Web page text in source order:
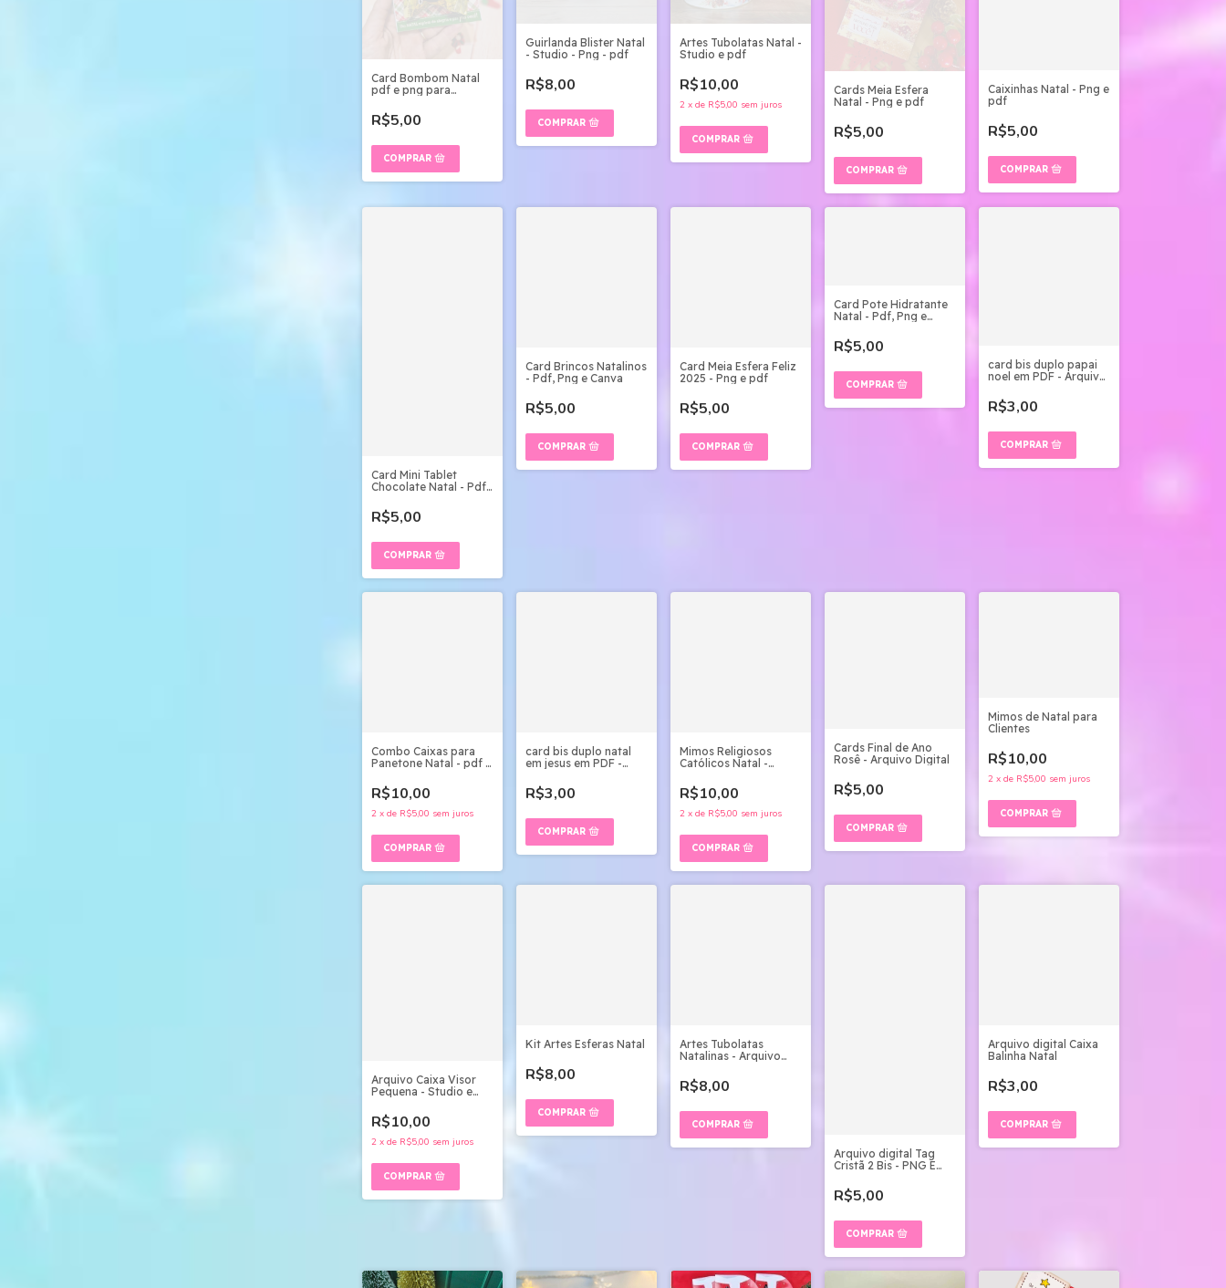
Card Bombom Natal
pdf e png para
R$5,00
Guirlanda Blister Natal
- Studio - Png - pdf
R$8,00
Artes Tubolatas Natal -
Studio e pdf
R$10,00
2 x de R$5,00 sem juros
Cards Meia Esfera
Natal - Png e pdf
R$5,00
Caixinhas Natal - Png e
pdf
R$5,00
Card Mini Tablet
Chocolate Natal - Pdf,
R$5,00
Card Brincos Natalinos
- Pdf, Png e Canva
R$5,00
Card Meia Esfera Feliz
2025 - Png e pdf
R$5,00
Card Pote Hidratante
Natal - Pdf, Png e
R$5,00
card bis duplo papai
noel em PDF - Arquivo
R$3,00
Combo Caixas para
Panetone Natal - pdf e
R$10,00
2 x de R$5,00 sem juros
card bis duplo natal
em jesus em PDF -
R$3,00
Mimos Religiosos
Católicos Natal -
R$10,00
2 x de R$5,00 sem juros
Cards Final de Ano
Rosê - Arquivo Digital
R$5,00
Mimos de Natal para
Clientes
R$10,00
2 x de R$5,00 sem juros
Arquivo Caixa Visor
Pequena - Studio e
R$10,00
2 x de R$5,00 sem juros
Kit Artes Esferas Natal
R$8,00
Artes Tubolatas
Natalinas - Arquivo
R$8,00
Arquivo digital Tag
Cristã 2 Bis - PNG E
R$5,00
Arquivo digital Caixa
Balinha Natal
R$3,00